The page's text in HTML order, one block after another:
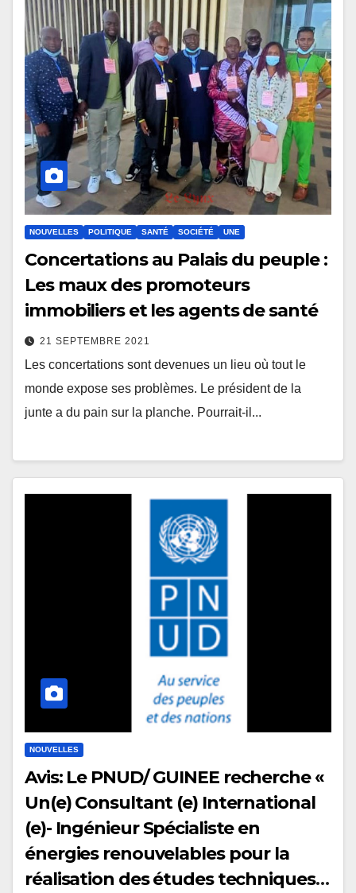
NOUVELLES POLITIQUE SANTÉ SOCIÉTÉ UNE
Concertations au Palais du peuple :
Les maux des promoteurs
immobiliers et les agents de santé
21 SEPTEMBRE 2021
Les concertations sont devenues un lieu où tout le
monde expose ses problèmes. Le président de la
junte a du pain sur la planche. Pourrait-il...
NOUVELLES
Avis: Le PNUD/ GUINEE recherche «
Un(e) Consultant (e) International
(e)- Ingénieur Spécialiste en
énergies renouvelables pour la
réalisation des études techniques